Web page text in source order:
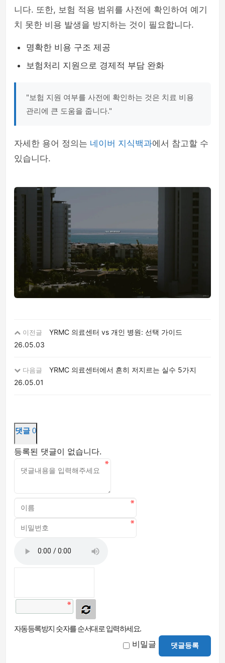
니다. 또한, 보험 적용 범위를 사전에 확인하여 예기
치 못한 비용 발생을 방지하는 것이 필요합니다.
명확한 비용 구조 제공
보험처리 지원으로 경제적 부담 완화
"보험 지원 여부를 사전에 확인하는 것은 치료 비용
관리에 큰 도움을 줍니다."
자세한 용어 정의는 네이버 지식백과에서 참고할 수
있습니다.
이전글
YRMC 의료센터 vs 개인 병원: 선택 가이드
26.05.03
다음글
YRMC 의료센터에서 흔히 저지르는 실수 5가지
26.05.01
댓글 0
등록된 댓글이 없습니다.
자동등록방지 숫자를 순서대로 입력하세요.
비밀글 댓글등록